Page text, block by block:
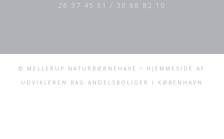
26 37 45 61 / 30 68 82 10
© MELLERUP NATURBØRNEHAVE • HJEMMESIDE AF
UDVIKLEREN BAG ANDELSBOLIGER I KØBENHAVN